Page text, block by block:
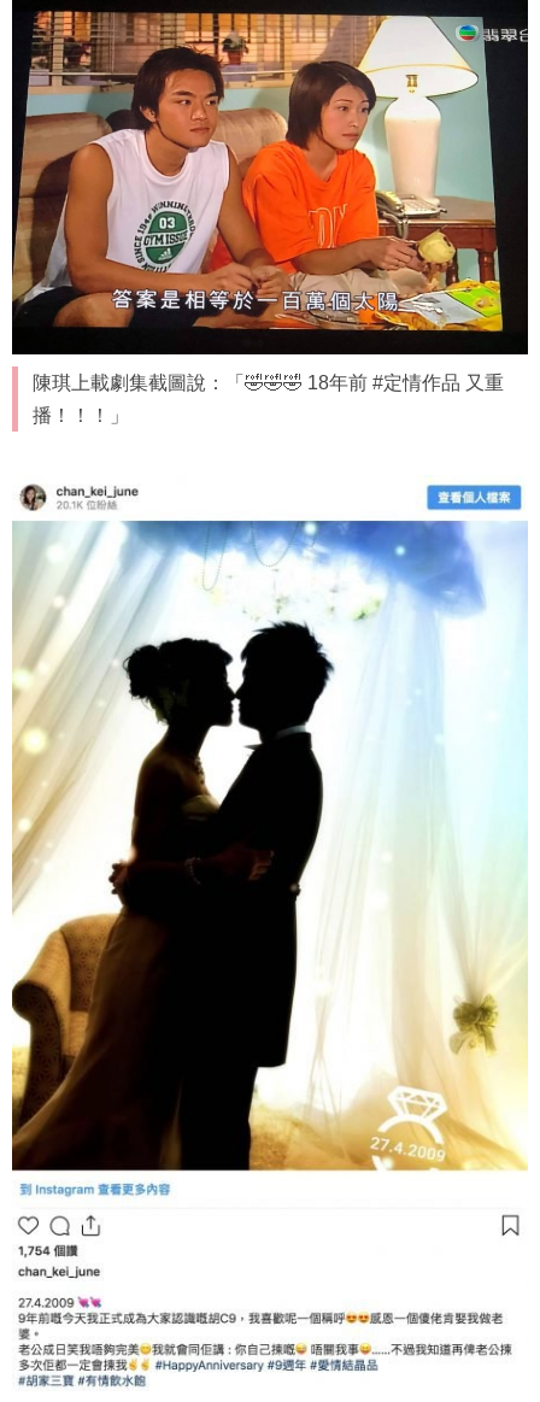
陳琪上載劇集截圖說：「🤣🤣🤣 18年前 #定情作品 又重
播！！！」